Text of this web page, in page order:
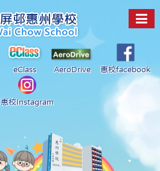
eClass AeroDrive 惠校facebook
惠校Instagram